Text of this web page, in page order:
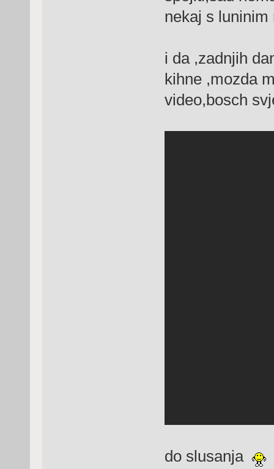
nekaj s luninim
i da ,zadnjih
kihne ,mozda
video,bosch
do slusanja